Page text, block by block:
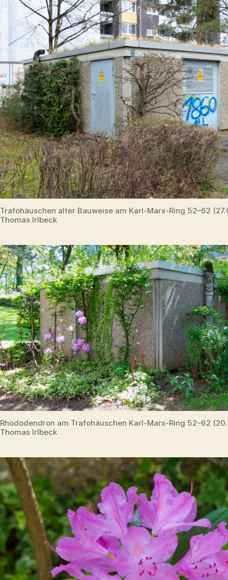
Trafohäuschen alter Bauweise am Karl-Marx-Ring 52–62
Thomas Irlbeck
Rhododendron am Trafohäuschen Karl-Marx-Ring 52–62
Thomas Irlbeck